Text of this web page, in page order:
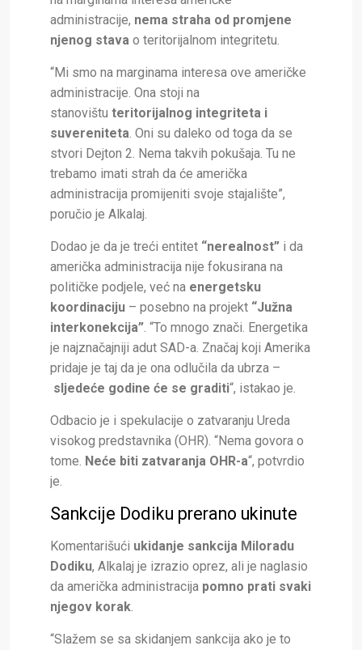
administracije, nema straha od promjene
njenog stava o teritorijalnom integritetu.
“Mi smo na marginama interesa ove američke
administracije. Ona stoji na
stanovištu teritorijalnog integriteta i
suvereniteta . Oni su daleko od toga da se
stvori Dejton 2. Nema takvih pokušaja. Tu ne
trebamo imati strah da će američka
administracija promijeniti svoje stajalište”,
poručio je Alkalaj.
Dodao je da je treći entitet “nerealnost” i da
američka administracija nije fokusirana na
političke podjele, već na energetsku
koordinaciju – posebno na projekt “Južna
interkonekcija” . “To mnogo znači. Energetika
je najznačajniji adut SAD-a. Značaj koji Amerika
pridaje je taj da je ona odlučila da ubrza –
sljedeće godine će se graditi“, istakao je.
Odbacio je i spekulacije o zatvaranju Ureda
visokog predstavnika (OHR). “Nema govora o
tome. Neće biti zatvaranja OHR-a“, potvrdio
je.
Sankcije Dodiku prerano ukinute
Komentarišući ukidanje sankcija Miloradu
Dodiku, Alkalaj je izrazio oprez, ali je naglasio
da američka administracija pomno prati svaki
njegov korak
“Slažem se sa skidanjem sankcija ako je to